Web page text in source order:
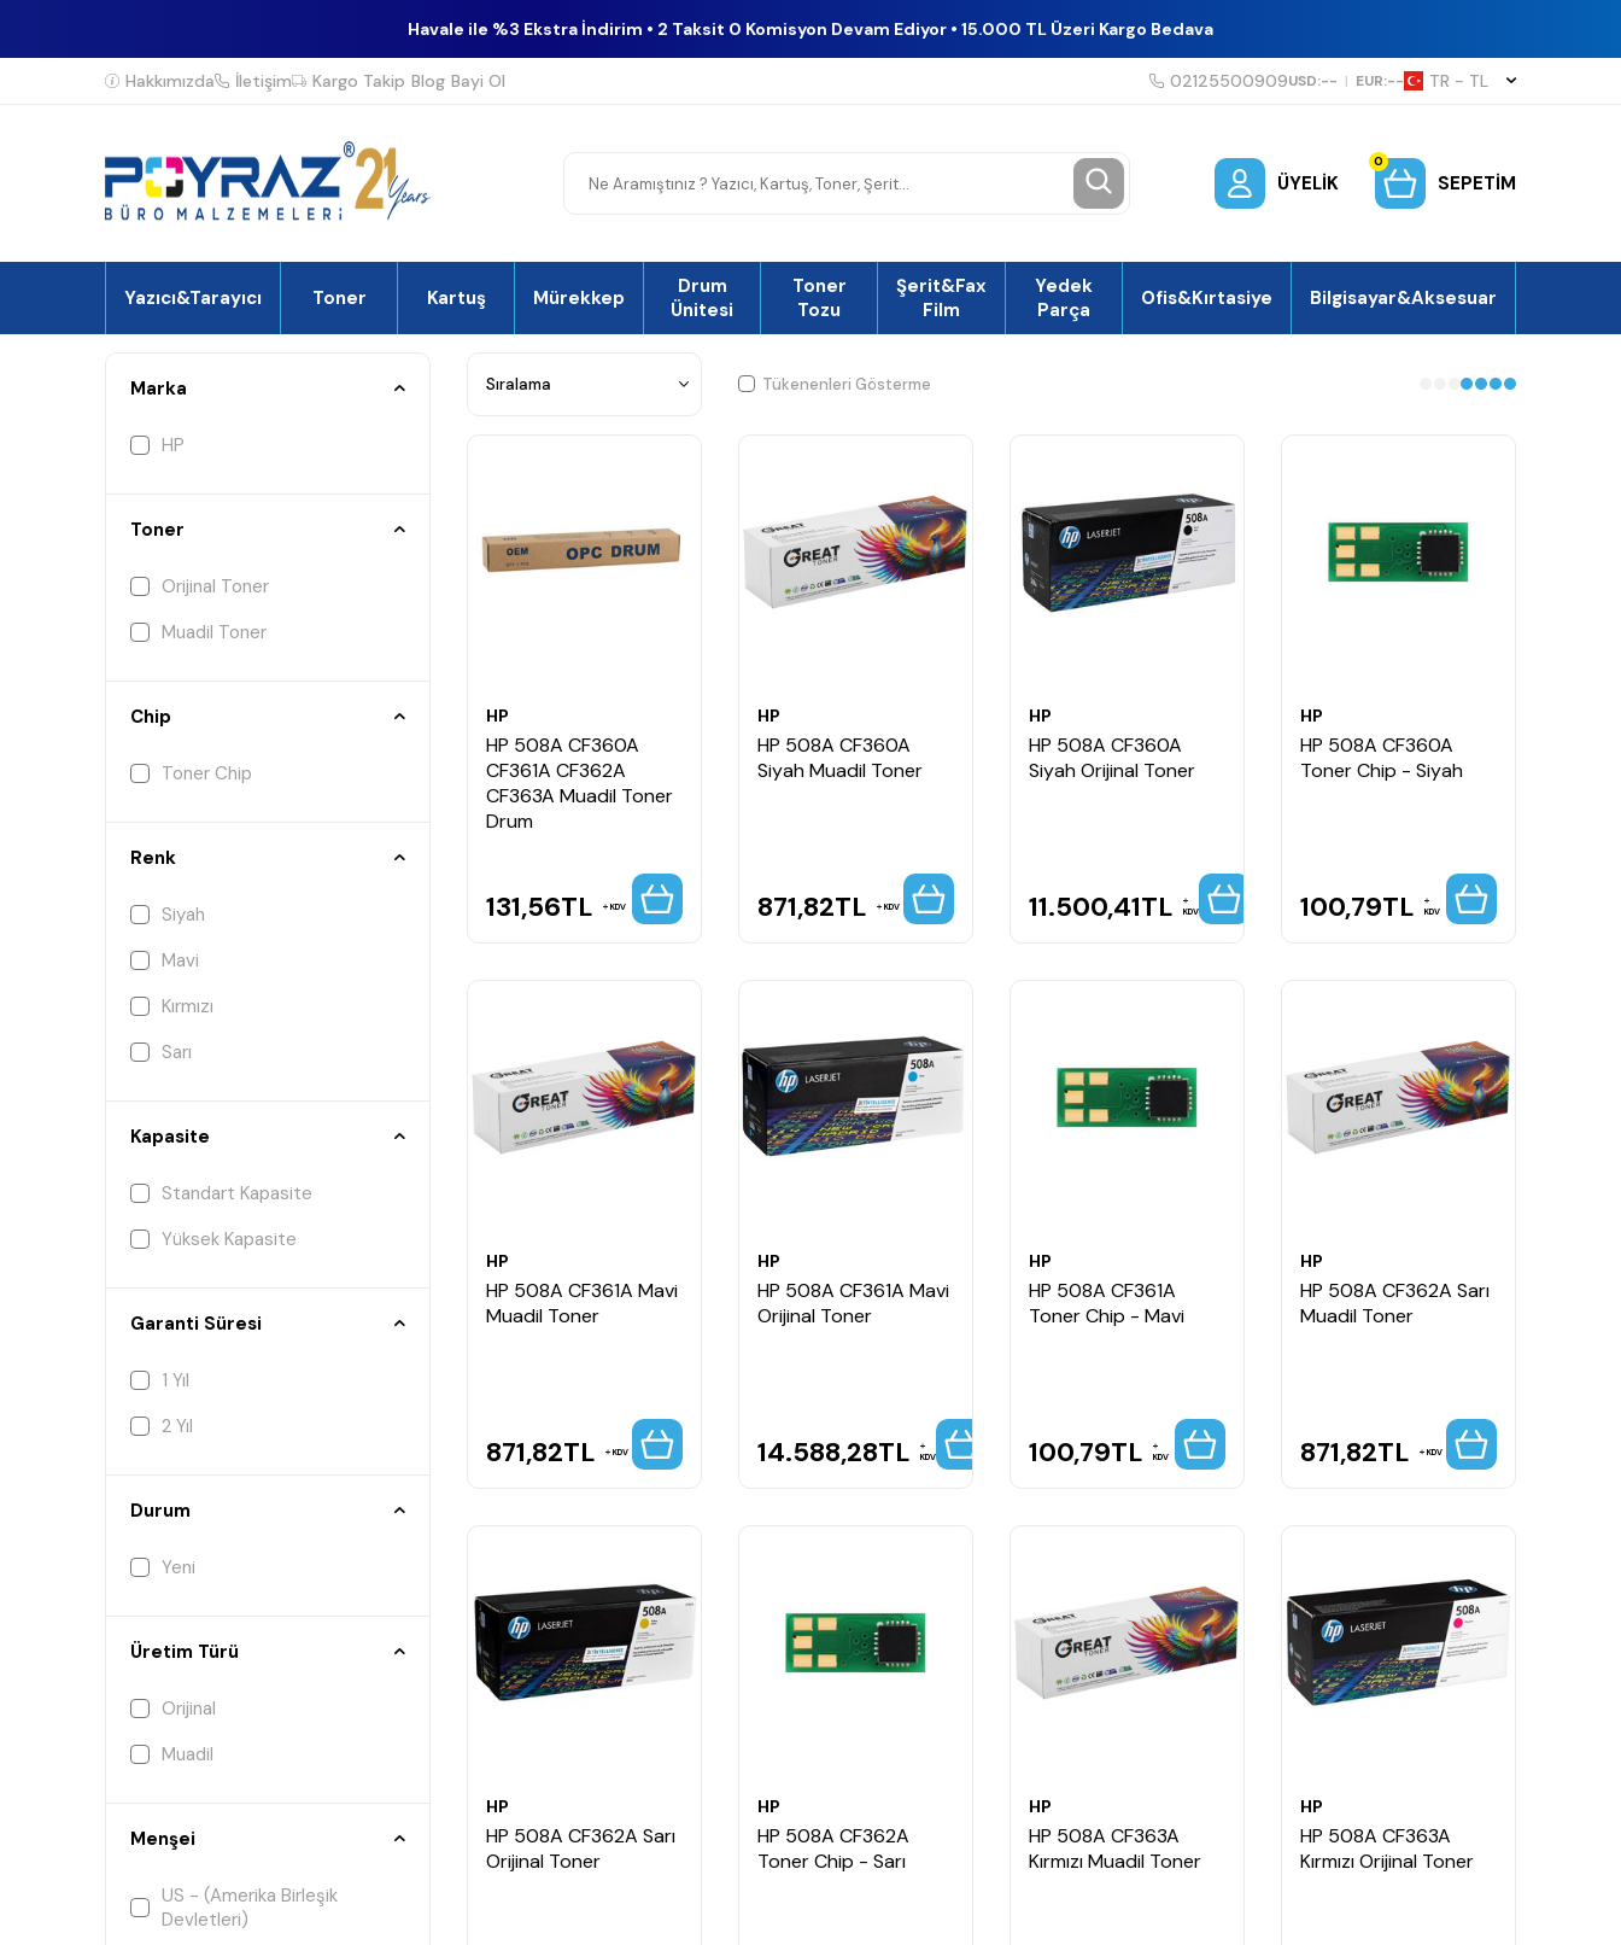
Havale ile %3 Ekstra İndirim • 2 Taksit 0 Komisyon Devam Ediyor • 15.000 TL Üzeri Kargo Bedava
Hakkımızda İletişim Kargo Takip Blog Bayi Ol 02125500909USD:-- | EUR:-- TR − TL
ÜYELIK
0
SEPETIM
Yazıcı&Tarayıcı Toner Kartuş Mürekkep
Drum
Ünitesi
Toner
Tozu
Şerit&Fax
Film
Yedek
Parça
Ofis&Kırtasiye Bilgisayar&Aksesuar
Marka
HP
Toner
Orijinal Toner
Muadil Toner
Chip
Toner Chip
Renk
Siyah
Mavi
Kırmızı
Sarı
Kapasite
Standart Kapasite
Yüksek Kapasite
Garanti Süresi
1 Yıl
2 Yıl
Durum
Yeni
Üretim Türü
Orijinal
Muadil
Menşei
US - (Amerika Birleşik
Devletleri)
Tükenenleri Gösterme
HP
HP 508A CF360A
CF361A CF362A
CF363A Muadil Toner
Drum
131,56TL KDV
HP
HP 508A CF360A
Siyah Muadil Toner
871,82TL KDV
HP
HP 508A CF360A
Siyah Orijinal Toner
11.500,41TL KDV
HP
HP 508A CF360A
Toner Chip - Siyah
100,79TL KDV
HP
HP 508A CF361A Mavi
Muadil Toner
871,82TL KDV
HP
HP 508A CF361A Mavi
Orijinal Toner
14.588,28TL KDV
HP
HP 508A CF361A
Toner Chip - Mavi
100,79TL KDV
HP
HP 508A CF362A Sarı
Muadil Toner
871,82TL KDV
HP
HP 508A CF362A Sarı
Orijinal Toner
HP
HP 508A CF362A
Toner Chip - Sarı
HP
HP 508A CF363A
Kırmızı Muadil Toner
HP
HP 508A CF363A
Kırmızı Orijinal Toner